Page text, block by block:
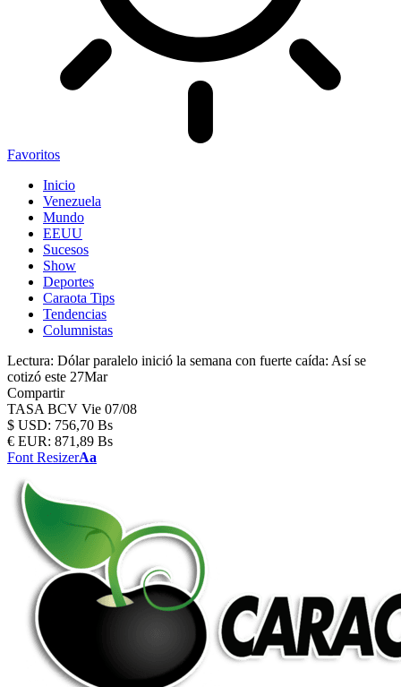
Favoritos
Inicio
Venezuela
Mundo
EEUU
Sucesos
Show
Deportes
Caraota Tips
Tendencias
Columnistas
Lectura: Dólar paralelo inició la semana con fuerte caída: Así se
cotizó este 27Mar
Compartir
TASA BCV Vie 07/08
$ USD: 756,70 Bs
€ EUR: 871,89 Bs
Font ResizerAa